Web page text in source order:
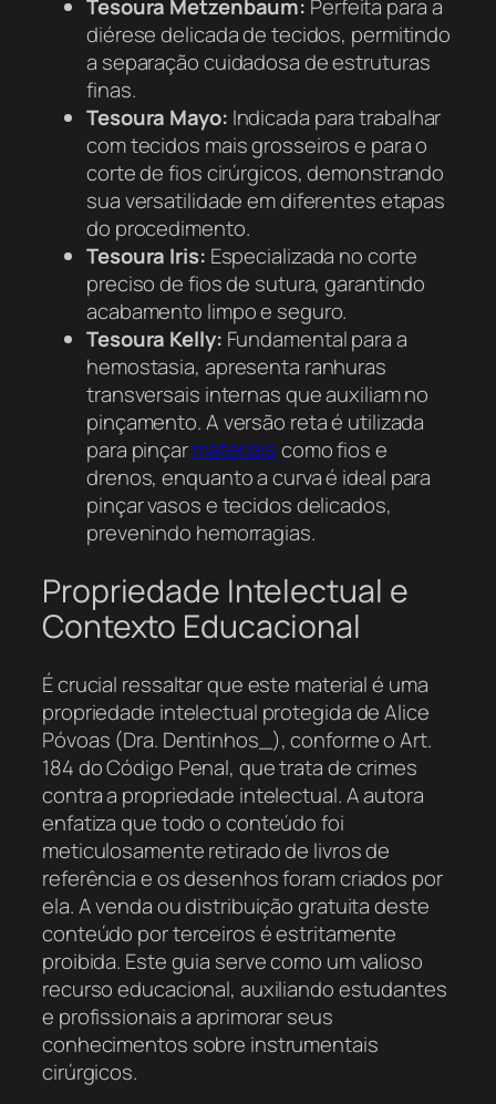
Tesoura Metzenbaum: Perfeita para a
diérese delicada de tecidos, permitindo
a separação cuidadosa de estruturas
finas.
Tesoura Mayo: Indicada para trabalhar
com tecidos mais grosseiros e para o
corte de fios cirúrgicos, demonstrando
sua versatilidade em diferentes etapas
do procedimento.
Tesoura Iris: Especializada no corte
preciso de fios de sutura, garantindo
acabamento limpo e seguro.
Tesoura Kelly: Fundamental para a
hemostasia, apresenta ranhuras
transversais internas que auxiliam no
pinçamento. A versão reta é utilizada
para pinçarmateriaiscomo fios e
drenos, enquanto a curva é ideal para
pinçar vasos e tecidos delicados,
prevenindo hemorragias.
Propriedade Intelectual e
Contexto Educacional
É crucial ressaltar que este material é uma
propriedade intelectual protegida de Alice
Póvoas (Dra. Dentinhos_), conforme o Art.
184 do Código Penal, que trata de crimes
contra a propriedade intelectual. A autora
enfatiza que todo o conteúdo foi
meticulosamente retirado de livros de
referência e os desenhos foram criados por
ela. A venda ou distribuição gratuita deste
conteúdo por terceiros é estritamente
proibida. Este guia serve como um valioso
recurso educacional, auxiliando estudantes
e profissionais a aprimorar seus
conhecimentos sobre instrumentais
cirúrgicos.